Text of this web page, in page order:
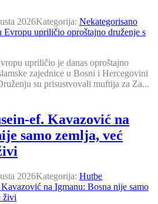
2026Kategorija: Nekategorisano
upriličio je danas oproštajno
zajednice u Bosni i Hercegovini
su prisustvovali muftija za Za...
ef. Kavazović na
samo zemlja, već
2026Kategorija: Hutbe